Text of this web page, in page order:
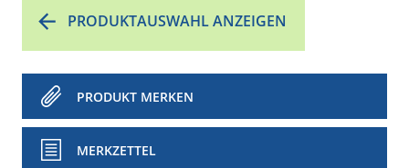
PRODUKTAUSWAHL ANZEIGEN
PRODUKT MERKEN
MERKZETTEL